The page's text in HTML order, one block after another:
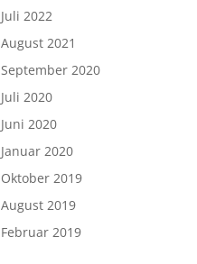
Juli 2022
August 2021
September 2020
Juli 2020
Juni 2020
Januar 2020
Oktober 2019
August 2019
Februar 2019